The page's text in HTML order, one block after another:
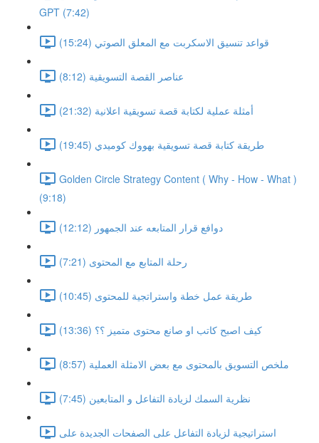
GPT (7:42)
قواعد تنسيق الاسكربت مع المعلق الصوتي (15:24)
عناصر القصة التسويقية (8:12)
أمثلة عملية لكتابة قصة تسويقية اعلانية (21:32)
طريقة كتابة قصة تسويقية بهووك كوميدي (19:45)
Golden Circle Strategy Content ( Why - How - What )
(9:18)
دوافع قرار المتابعه عند الجمهور (12:12)
رحلة المتابع مع المحتوى (7:21)
طريقة عمل خطة واستراتجية للمحتوى (10:45)
كيف اصبح كاتب او صانع محتوى متميز ؟؟ (13:36)
ملخص التسويق بالمحتوى مع بعض الامثلة العملية (8:57)
نظرية السمك لزيادة التفاعل و المتابعين (7:45)
استراتيجية لزيادة التفاعل على الصفحات الجديدة على